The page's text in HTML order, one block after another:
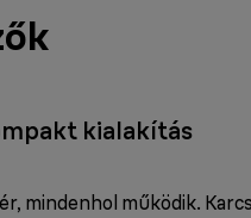
kialakítás
mindenhol működik.